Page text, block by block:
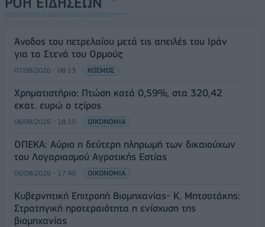
Άνοδος του πετρελαίου μετά τις απειλές του Ιράν
για τα Στενά του Ορμούζ
07/08/2026 - 08:13 ΚΟΣΜΟΣ
Χρηματιστήριο: Πτώση κατά 0,59%, στα 320,42
εκατ. ευρώ ο τζίρος
06/08/2026 - 18:10 ΟΙΚΟΝΟΜΙΑ
ΟΠΕΚΑ: Αύριο η δεύτερη πληρωμή των δικαιούχων
του Λογαριασμού Αγροτικής Εστίας
06/08/2026 - 17:40 ΟΙΚΟΝΟΜΙΑ
Κυβερνητική Επιτροπή Βιομηχανίας- Κ. Μητσοτάκης:
Στρατηγική προτεραιότητα η ενίσχυση της
βιομηχανίας